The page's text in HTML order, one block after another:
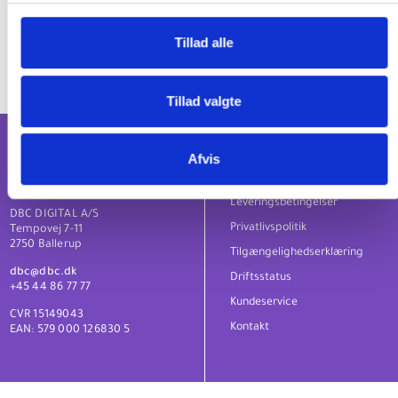
Tillad alle
Tillad valgte
Afvis
https://danbib.dk/soegekoder-complex-search
DBC DIGITAL A/S
Tempovej 7-11
2750 Ballerup
dbc@dbc.dk
+45 44 86 77 77
CVR 15149043
EAN: 579 000 126830 5
Leveringsbetingelser
Privatlivspolitik
Tilgængelighedserklæring
Driftsstatus
Kundeservice
Kontakt